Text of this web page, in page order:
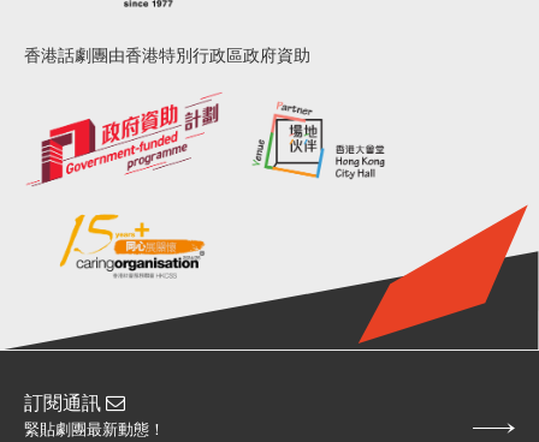
香港話劇團由香港特別行政區政府資助
訂閱通訊
緊貼劇團最新動態！